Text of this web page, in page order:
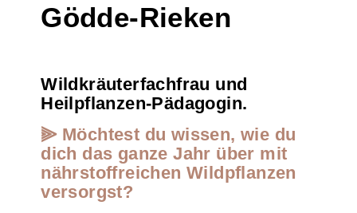
Gödde-Rieken
Wildkräuterfachfrau und
Heilpflanzen-Pädagogin.
⫸ Möchtest du wissen, wie du
dich das ganze Jahr über mit
nährstoffreichen Wildpflanzen
versorgst?